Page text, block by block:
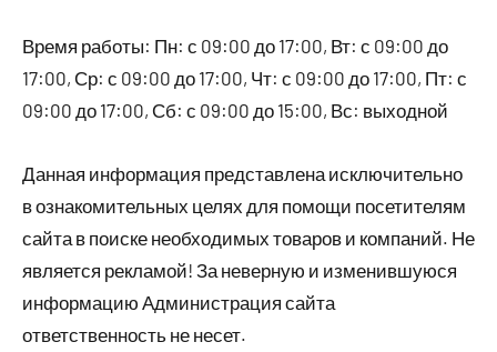
Время работы: Пн: с 09:00 до 17:00, Вт: с 09:00 до
17:00, Ср: с 09:00 до 17:00, Чт: с 09:00 до 17:00, Пт: с
09:00 до 17:00, Сб: с 09:00 до 15:00, Вс: выходной
Данная информация представлена исключительно
в ознакомительных целях для помощи посетителям
сайта в поиске необходимых товаров и компаний. Не
является рекламой! За неверную и изменившуюся
информацию Администрация сайта
ответственность не несет.